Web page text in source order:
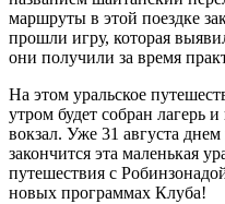
маршруты в этой поездке
прошли игру, которая
они получили за время
На этом уральское
утром будет собран лагерь
вокзал. Уже 31 августа
закончится эта маленькая
путешествия с
новых программах Клуба!